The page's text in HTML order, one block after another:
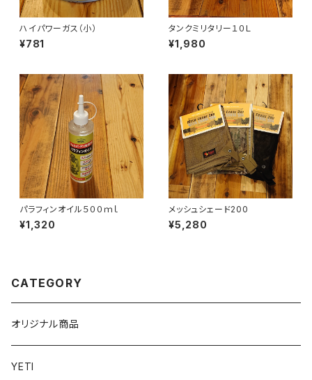
ハイパワーガス（小）
¥781
タンクミリタリー１０Ｌ
¥1,980
パラフィンオイル５００ｍｌ
¥1,320
メッシュシェード200
¥5,280
CATEGORY
オリジナル商品
YETI